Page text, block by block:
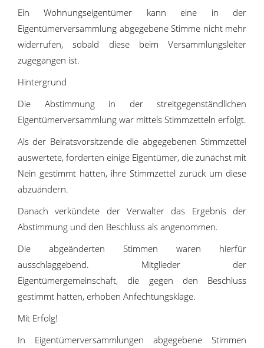
Ein Wohnungseigentümer kann eine in der
Eigentümerversammlung abgegebene Stimme nicht mehr
widerrufen, sobald diese beim Versammlungsleiter
zugegangen ist.
Hintergrund
Die Abstimmung in der streitgegenständlichen
Eigentümerversammlung war mittels Stimmzetteln erfolgt.
Als der Beiratsvorsitzende die abgegebenen Stimmzettel
auswertete, forderten einige Eigentümer, die zunächst mit
Nein gestimmt hatten, ihre Stimmzettel zurück um diese
abzuändern.
Danach verkündete der Verwalter das Ergebnis der
Abstimmung und den Beschluss als angenommen.
Die abgeänderten Stimmen waren hierfür
ausschlaggebend. Mitglieder der
Eigentümergemeinschaft, die gegen den Beschluss
gestimmt hatten, erhoben Anfechtungsklage.
Mit Erfolg!
In Eigentümerversammlungen abgegebene Stimmen